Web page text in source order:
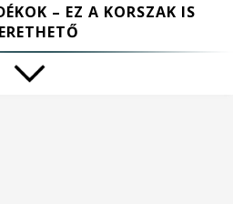
– EZ A KORSZAK IS